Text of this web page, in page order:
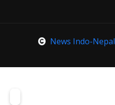
News Indo-Nepal